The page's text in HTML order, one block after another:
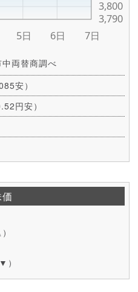
両替商調べ
安）
円安）